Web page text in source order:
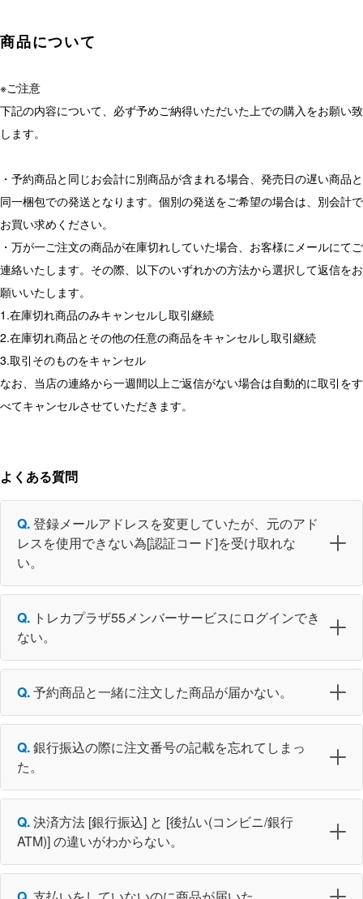
商品について
※ご注意
下記の内容について、必ず予めご納得いただいた上での購入をお願い致
します。
・予約商品と同じお会計に別商品が含まれる場合、発売日の遅い商品と
同一梱包での発送となります。個別の発送をご希望の場合は、別会計で
お買い求めください。
・万が一ご注文の商品が在庫切れしていた場合、お客様にメールにてご
連絡いたします。その際、以下のいずれかの方法から選択して返信をお
願いいたします。
1.在庫切れ商品のみキャンセルし取引継続
2.在庫切れ商品とその他の任意の商品をキャンセルし取引継続
3.取引そのものをキャンセル
なお、当店の連絡から一週間以上ご返信がない場合は自動的に取引をす
べてキャンセルさせていただきます。
よくある質問
登録メールアドレスを変更していたが、元のアド
レスを使用できない為[認証コード]を受け取れな
い。
トレカプラザ55メンバーサービスにログインでき
ない。
予約商品と一緒に注文した商品が届かない。
銀行振込の際に注文番号の記載を忘れてしまっ
た。
決済方法 [銀行振込] と [後払い(コンビニ/銀行
ATM)] の違いがわからない。